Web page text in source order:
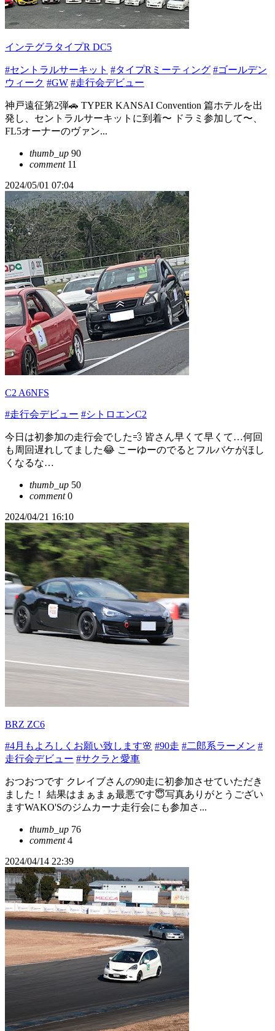
インテグラタイプR DC5
#セントラルサーキット #タイプRミーティング #ゴールデン
ウィーク #GW #走行会デビュー
神戸遠征第2弾🚗 TYPER KANSAI Convention 篇ホテルを出
発し、セントラルサーキットに到着〜 ドラミ参加して〜、
FL5オーナーのヴァン...
thumb_up 90
comment11
2024/05/01 07:04
C2 A6NFS
#走行会デビュー #シトロエンC2
今日は初参加の走行会でした💨 皆さん早くて早くて…何回
も周回遅れしてました😂 こーゆーのでるとフルバケがほし
くなるな…
thumb_up 50
comment0
2024/04/21 16:10
BRZ ZC6
#4月もよろしくお願い致します🌸 #90走 #二郎系ラーメン #
走行会デビュー #サクラと愛車
おつおつです クレイブさんの90走に初参加させていただき
ました！ 結果はまぁまぁ最悪です😇写真ありがとうござい
ますWAKO'Sのジムカーナ走行会にも参加さ...
thumb_up 76
comment4
2024/04/14 22:39